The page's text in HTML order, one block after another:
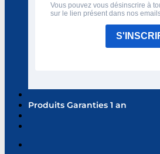
Vous pouvez vous désinscrire à
sur le lien présent dans nos
Produits Garanties 1 an